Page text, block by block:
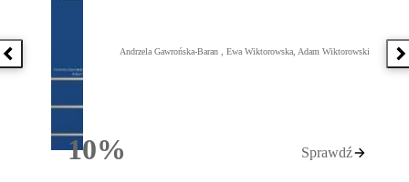
Poprzednia książka
10%Rabatu
Andrzela Gawrońska-Baran , Ewa Wiktorowska, Adam Wiktorowski
Sprawdź